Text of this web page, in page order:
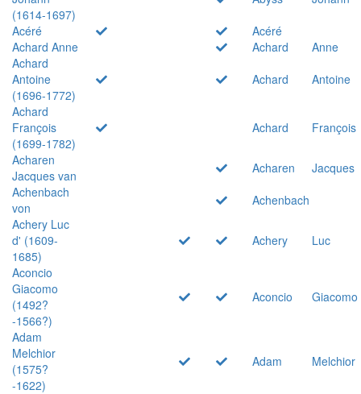
(1614-1697)
Acéré
Acéré
Achard Anne
Achard
Anne
Achard
Antoine
(1696-1772)
Achard
Antoine
Achard
François
(1699-1782)
Achard
François
Acharen
Jacques van
Acharen
Jacques
Achenbach
von
Achenbach
Achery Luc
d' (1609-
1685)
Achery
Luc
Aconcio
Giacomo
(1492?
-1566?)
Aconcio Giacomo
Adam
Melchior
(1575?
-1622)
Adam Melchior